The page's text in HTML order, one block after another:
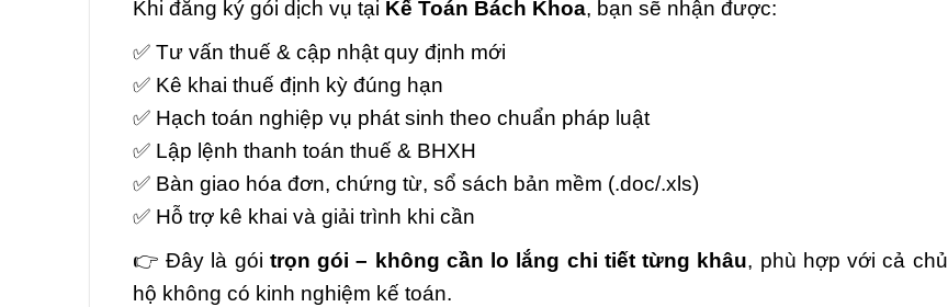
Khi đăng ký gói dịch vụ tại Kế Toán Bách Khoa, bạn sẽ nhận được:
✅ Tư vấn thuế & cập nhật quy định mới
✅ Kê khai thuế định kỳ đúng hạn
✅ Hạch toán nghiệp vụ phát sinh theo chuẩn pháp luật
✅ Lập lệnh thanh toán thuế & BHXH
✅ Bàn giao hóa đơn, chứng từ, sổ sách bản mềm (.doc/.xls)
✅ Hỗ trợ kê khai và giải trình khi cần
👉 Đây là gói trọn gói – không cần lo lắng chi tiết từng khâu, phù hợp với cả chủ
hộ không có kinh nghiệm kế toán.